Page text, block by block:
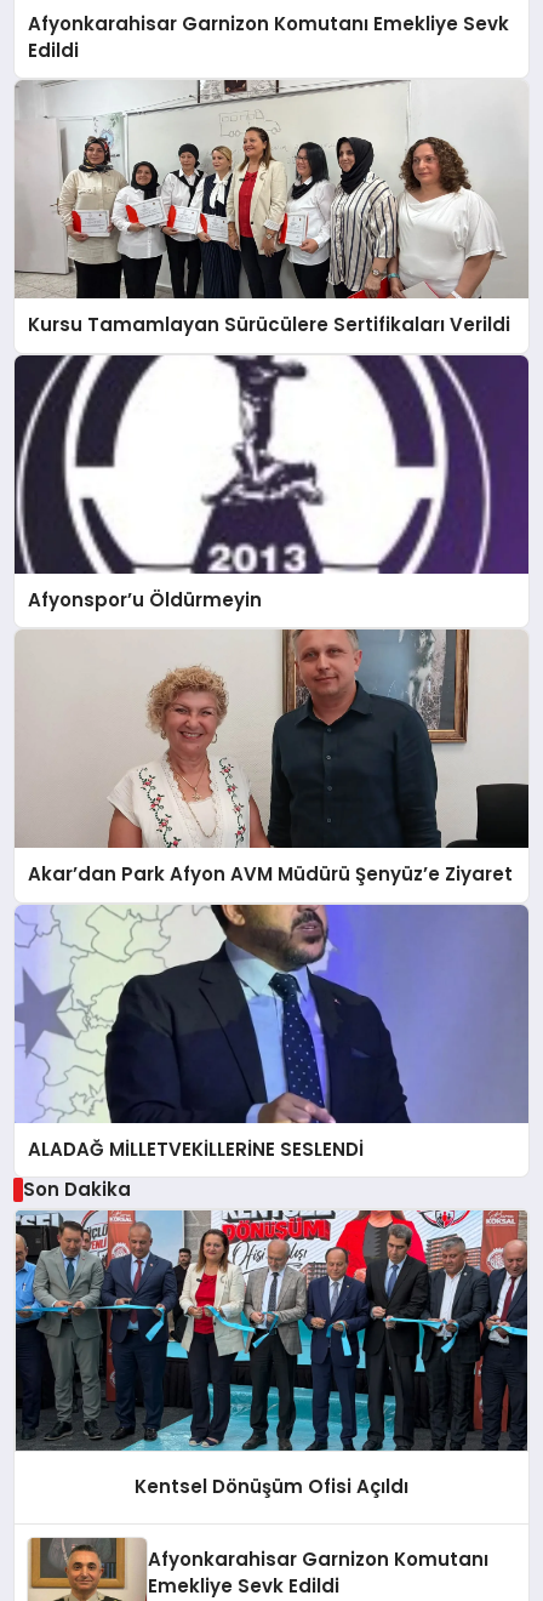
Afyonkarahisar Garnizon Komutanı Emekliye Sevk
Edildi
Kursu Tamamlayan Sürücülere Sertifikaları Verildi
Afyonspor’u Öldürmeyin
Akar’dan Park Afyon AVM Müdürü Şenyüz’e Ziyaret
ALADAĞ MİLLETVEKİLLERİNE SESLENDİ
Son Dakika
Kentsel Dönüşüm Ofisi Açıldı
Afyonkarahisar Garnizon Komutanı
Emekliye Sevk Edildi